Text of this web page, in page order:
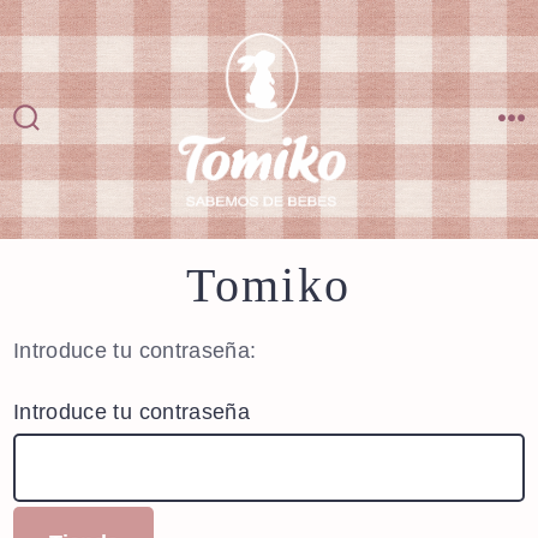
Saltar
al
contenido
Alternar
la
búsqueda
Tomiko
Introduce tu contraseña:
Introduce tu contraseña